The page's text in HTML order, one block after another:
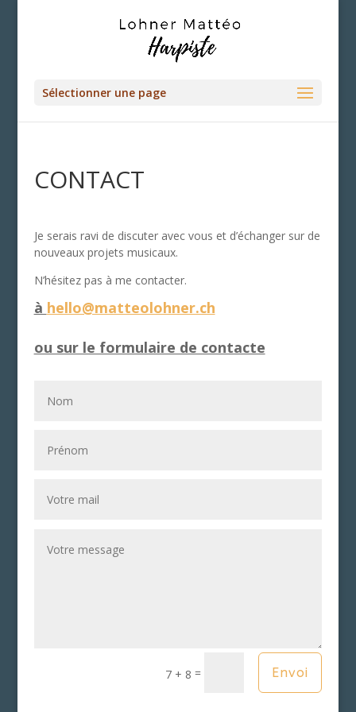
Sélectionner une page
CONTACT
Je serais ravi de discuter avec vous et d’échanger sur de
nouveaux projets musicaux.
N’hésitez pas à me contacter.
à hello@matteolohner.ch
ou sur le formulaire de contacte
7 + 8 = Envoi